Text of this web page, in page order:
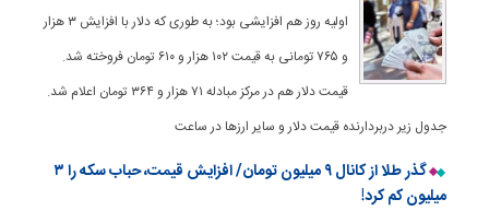
اولیه روز هم افزایشی بود؛ به طوری که دلار با افزایش ۳ هزار
و ۷۶۵ تومانی به قیمت ۱۰۲ هزار و ۶۱۰ تومان فروخته شد.
قیمت دلار هم در مرکز مبادله ۷۱ هزار و ۳۶۴ تومان اعلام شد.
جدول زیر دربردارنده قیمت دلار و سایر ارزها در ساعت
گذر طلا از کانال ٩ میلیون تومان/ افزایش قیمت، حباب سکه را ۳
میلیون کم کرد!